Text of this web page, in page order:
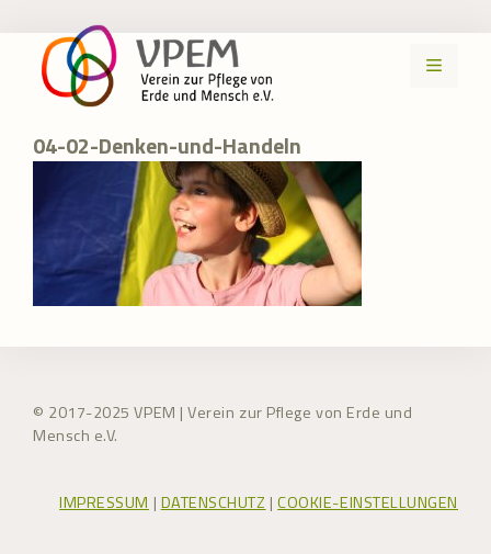
Inhalt
springen
MENÜ
04-02-Denken-und-Handeln
© 2017-2025 VPEM | Verein zur Pflege von Erde und
Mensch e.V.
IMPRESSUM | DATENSCHUTZ |COOKIE-EINSTELLUNGEN